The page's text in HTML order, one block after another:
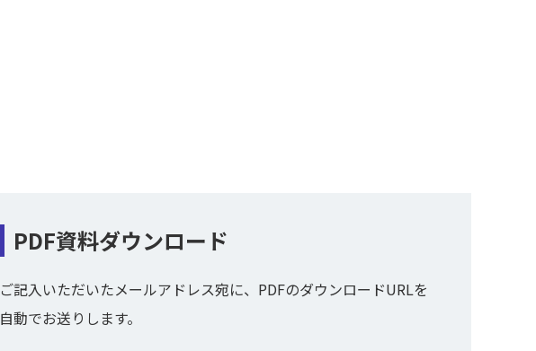
PDF資料ダウンロード
ご記入いただいたメールアドレス宛に、PDFのダウンロードURLを
自動でお送りします。